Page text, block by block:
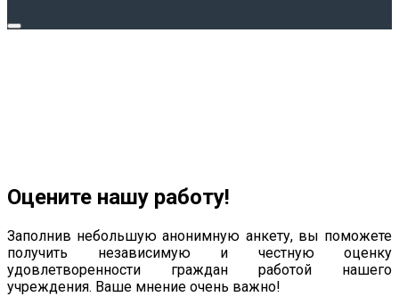
Оцените нашу работу!
Заполнив небольшую анонимную анкету, вы поможете
получить независимую и честную оценку
удовлетворенности граждан работой нашего
учреждения. Ваше мнение очень важно!